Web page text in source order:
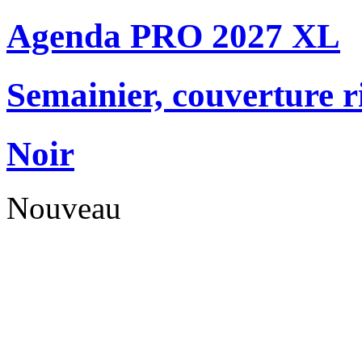
Agenda PRO 2027 XL
Semainier, couverture
Noir
Nouveau